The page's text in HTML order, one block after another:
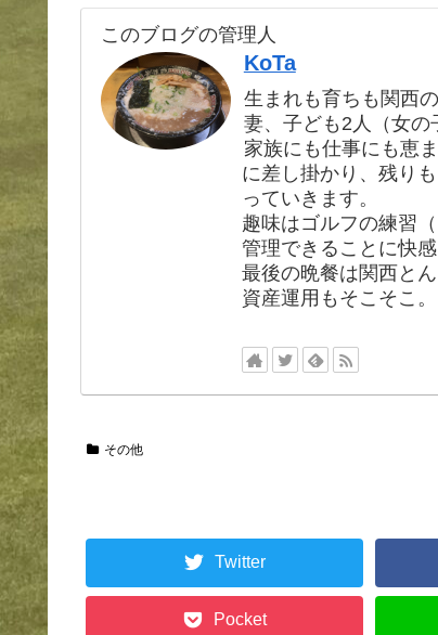
このブログの管理人
KoTa
生まれも育ちも関西
妻、子ども2人（女の
家族にも仕事にも恵
に差し掛かり、残り
っていきます。
趣味はゴルフの練習
管理できることに快
最後の晩餐は関西と
資産運用もそこそこ。
その他
Twitter
Pocket